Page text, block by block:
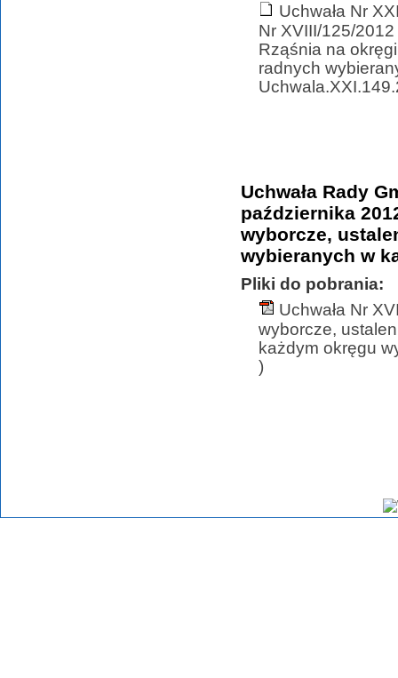
Uchwała Nr
Nr XVIII/125/
Rząśnia na
radnych
Uchwała Rady
października
wyborcze,
wybieranych w
Pliki do pobrania:
Uchwała Nr
wyborcze,
każdym okręgu
)